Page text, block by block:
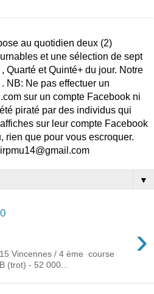
au quotidien deux (2)
et une sélection de sept
Quarté et Quinté+ du jour. Notre
NB: Ne pas effectuer un
sur un compte Facebook ni
piraté par des individus qui
sur leur compte Facebook
rien que pour vous escroquer.
▼
›
Vincennes / 4 ème course
(trot) - 52 000...